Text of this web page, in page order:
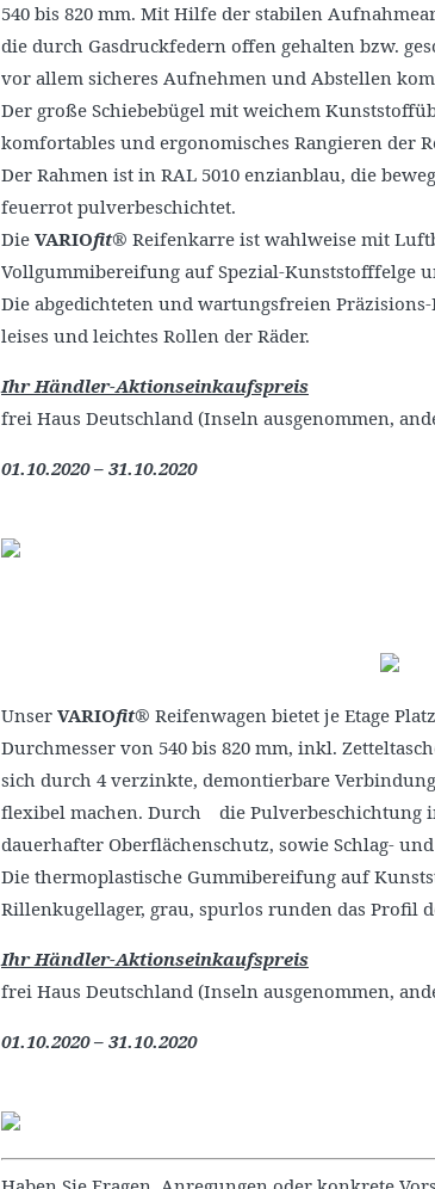
540 bis 820 mm. Mit Hilfe der stabilen
die durch Gasdruckfedern offen gehalten bzw.
vor allem sicheres Aufnehmen und Abstellen
Der große Schiebebügel mit weichem
komfortables und ergonomisches Rangieren der
Der Rahmen ist in RAL 5010 enzianblau, die
feuerrot pulverbeschichtet.
Die VARIOfit® Reifenkarre ist wahlweise mit
Vollgummibereifung auf Spezial-Kunststofffelge
Die abgedichteten und wartungsfreien
leises und leichtes Rollen der Räder.
Ihr Händler-Aktionseinkaufspreis
frei Haus Deutschland (Inseln ausgenommen,
01.10.2020 – 31.10.2020
Unser VARIOfit® Reifenwagen bietet je Etage
Durchmesser von 540 bis 820 mm, inkl.
sich durch 4 verzinkte, demontierbare
flexibel machen. Durch die Pulverbeschichtung
dauerhafter Oberflächenschutz, sowie Schlag-
Die thermoplastische Gummibereifung auf
Rillenkugellager, grau, spurlos runden das Profil
Ihr Händler-Aktionseinkaufspreis
frei Haus Deutschland (Inseln ausgenommen,
01.10.2020 – 31.10.2020